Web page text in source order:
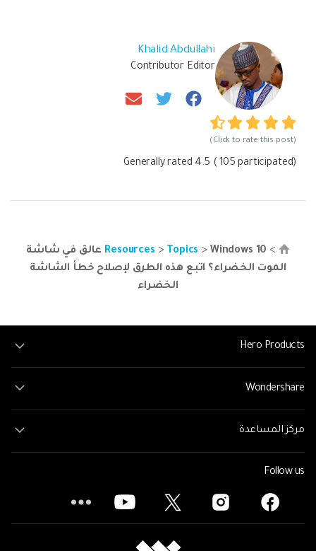
Khalid Abdullahi
Contributor Editor
(Click to rate this post)
Generally rated 4.5 ( 105 participated)
>
Resources > Topics >
Windows 10 عالق في شاشة
الموت الخضراء؟ اتبع هذه الطرق لإصلاح خطأ الشاشة
الخضراء
Hero Products
Wondershare
مركز المساعدة
Follow us